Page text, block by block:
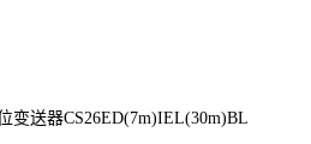
变送器CS26ED(7m)IEL(30m)BL